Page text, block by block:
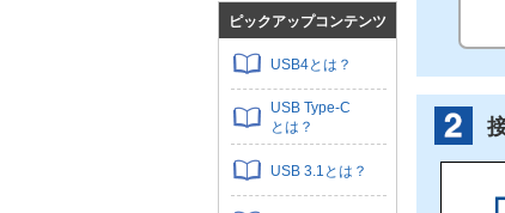
ピックアップコンテンツ
USB4とは？
USB Type-C
とは？
USB 3.1とは？